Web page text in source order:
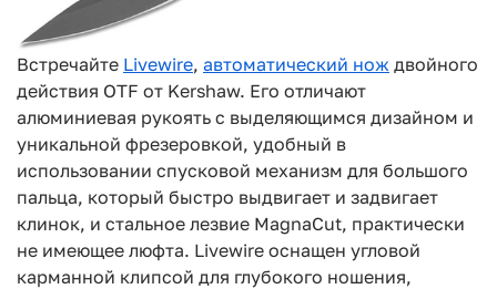
Встречайте Livewire, автоматический нож двойного
действия OTF от Kershaw. Его отличают
алюминиевая рукоять с выделяющимся дизайном и
уникальной фрезеровкой, удобный в
использовании спусковой механизм для большого
пальца, который быстро выдвигает и задвигает
клинок, и стальное лезвие MagnaCut, практически
не имеющее люфта. Livewire оснащен угловой
карманной клипсой для глубокого ношения,